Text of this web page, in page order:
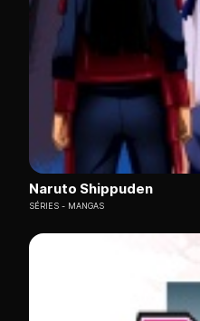
Naruto Shippuden
SÉRIES MANGAS